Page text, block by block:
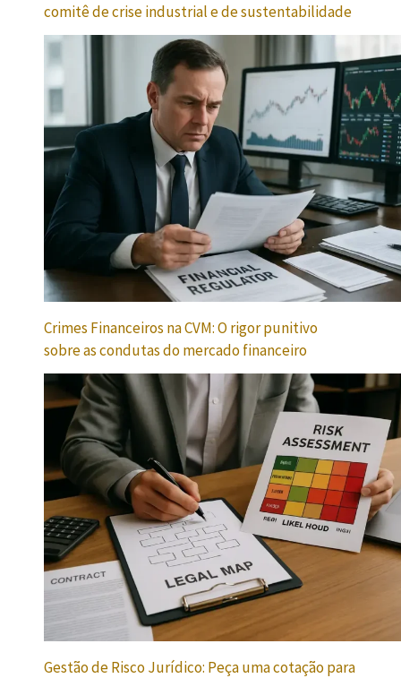
comitê de crise industrial e de sustentabilidade
Crimes Financeiros na CVM: O rigor punitivo
sobre as condutas do mercado financeiro
Gestão de Risco Jurídico: Peça uma cotação para